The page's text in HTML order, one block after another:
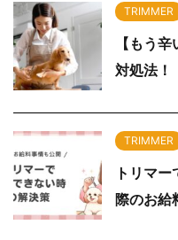
TRIMMER
【もう
対処法！
TRIMMER
トリマ
際のお給